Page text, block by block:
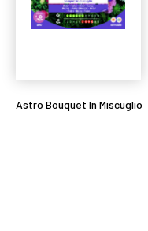
Astro Bouquet In Miscuglio